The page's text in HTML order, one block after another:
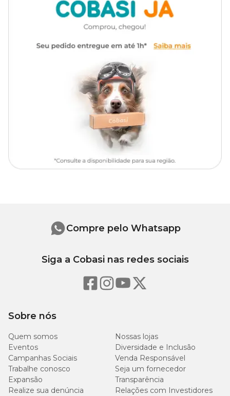
Formula Natural
de frango, carne de frango com ossos, fígado de suíno, plasma
sanguíneo desidratado de suíno, arroz integral, batata, tomate
desidratado, hortelã desidratado, fécula de mandioca, óleo de
girassol refinado, água, goma guar, goma xantana, tripolifosfato
de sódio, cloreto de potássio, calcário calcítico, vitaminas (A, D3, E,
K3, B1, B2, B5, B6, B12, C, niacina, ácido fólico, biotina, cloreto de
colina), minerais (sulfato de ferro, sulfato de cobre, sulfato de
manganês, sulfato de zinco, iodato de cálcio, selenito de sódio),
inulina, sulfato de condroitina, sulfato de glicosamina, zeolita,
extratos de alecrim, chá verde e hortelã, concentrado de tocoferóis.
Cálcio (mín.)
1.000
mg/kg
-
Cálcio (máx.)
2.000
-
Sobre nós
Quem somos
Nossas lojas
Eventos
Diversidade e Inclusão
Campanhas Sociais
Venda Responsável
Trabalhe conosco
Seja um fornecedor
Expansão
Transparência
Realize sua denúncia
Relações com Investidores
Compre pelo Whatsapp
Siga a Cobasi nas redes sociais